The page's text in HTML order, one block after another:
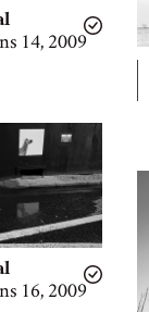
14, 2009
16, 2009